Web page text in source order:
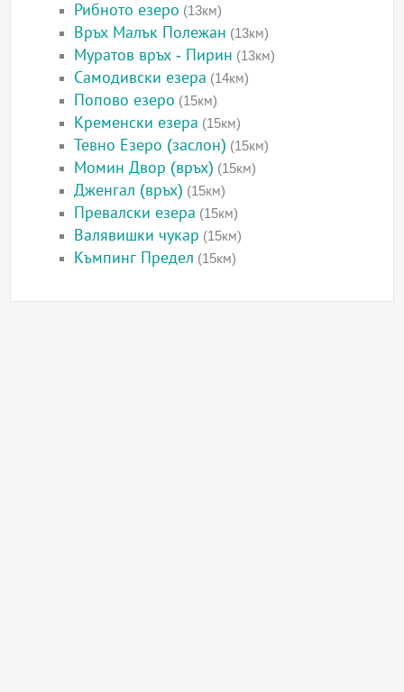
Рибното езеро (13км)
Връх Малък Полежан (13км)
Муратов връх - Пирин (13км)
Самодивски езера (14км)
Попово езеро (15км)
Кременски езера (15км)
Тевно Езеро (заслон) (15км)
Момин Двор (връх) (15км)
Дженгал (връх) (15км)
Превалски езера (15км)
Валявишки чукар (15км)
Къмпинг Предел (15км)